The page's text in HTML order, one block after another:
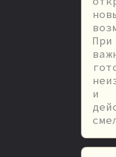
и